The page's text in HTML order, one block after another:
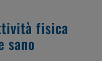
fisica
sano